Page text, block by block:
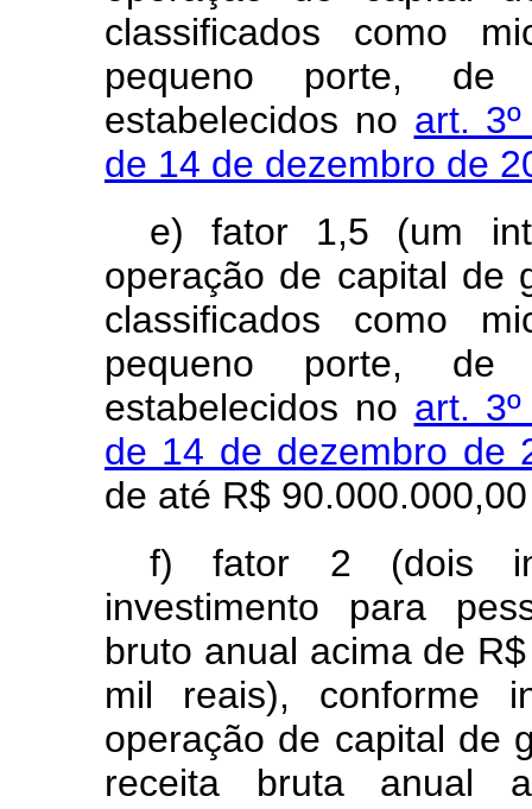
classificados como
pequeno porte,
estabelecidos no art.
de 14 de dezembro de
e) fator 1,5 (um
operação de capital de
classificados como
pequeno porte,
estabelecidos no art.
de 14 de dezembro de
de até R$
f) fator 2 (dois
investimento para
bruto anual acima de
mil reais), conforme
operação de capital de
receita bruta anual